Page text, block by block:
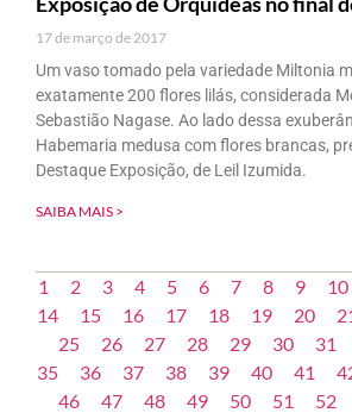
17 de março de 2017
Um vaso tomado pela variedade Miltonia
exatamente 200 flores lilás, considerada
Sebastião Nagase. Ao lado dessa
Habemaria medusa com flores brancas,
Destaque Exposição, de Leil Izumida.
SAIBA MAIS >
1 2 3 4 5 6 7 8 9 10
14
15 16 17 18 19 20
25
26 27 28 29 30 31
35
36 37 38 39 40 41
46
47 48 49 50 51 52